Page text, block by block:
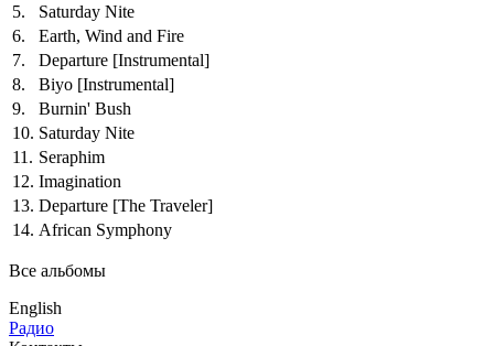
5.
Saturday Nite
6.
Earth, Wind and Fire
7.
Departure [Instrumental]
8.
Biyo [Instrumental]
9.
Burnin' Bush
10. Saturday Nite
11. Seraphim
12. Imagination
13. Departure [The Traveler]
14. African Symphony
Все альбомы
English
Радио